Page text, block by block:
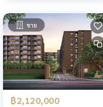
ขาย
฿2,120,000